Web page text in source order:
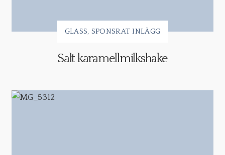
GLASS SPONSRAT INLÄGG
Salt karamellmilkshake